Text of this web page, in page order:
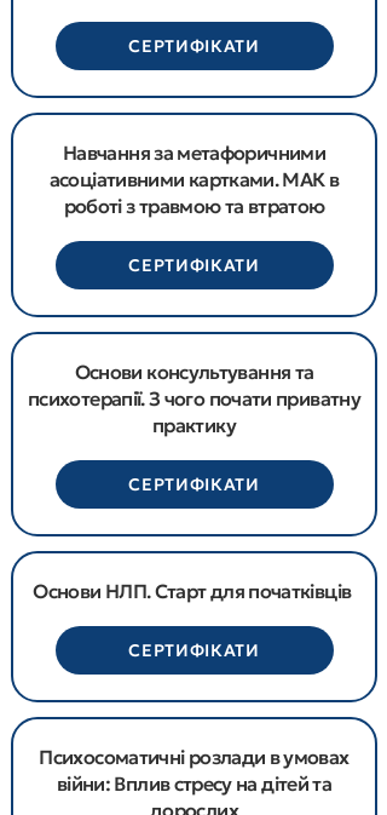
СЕРТИФІКАТИ
​Навчання за метафоричними
асоціативними картками. МАК в
роботі з травмою та втратою
СЕРТИФІКАТИ
Основи консультування та
психотерапії. З чого почати приватну
практику
СЕРТИФІКАТИ
Основи НЛП. Старт для початківців
СЕРТИФІКАТИ
Психосоматичні розлади в умовах
війни: Вплив стресу на дітей та
дорослих